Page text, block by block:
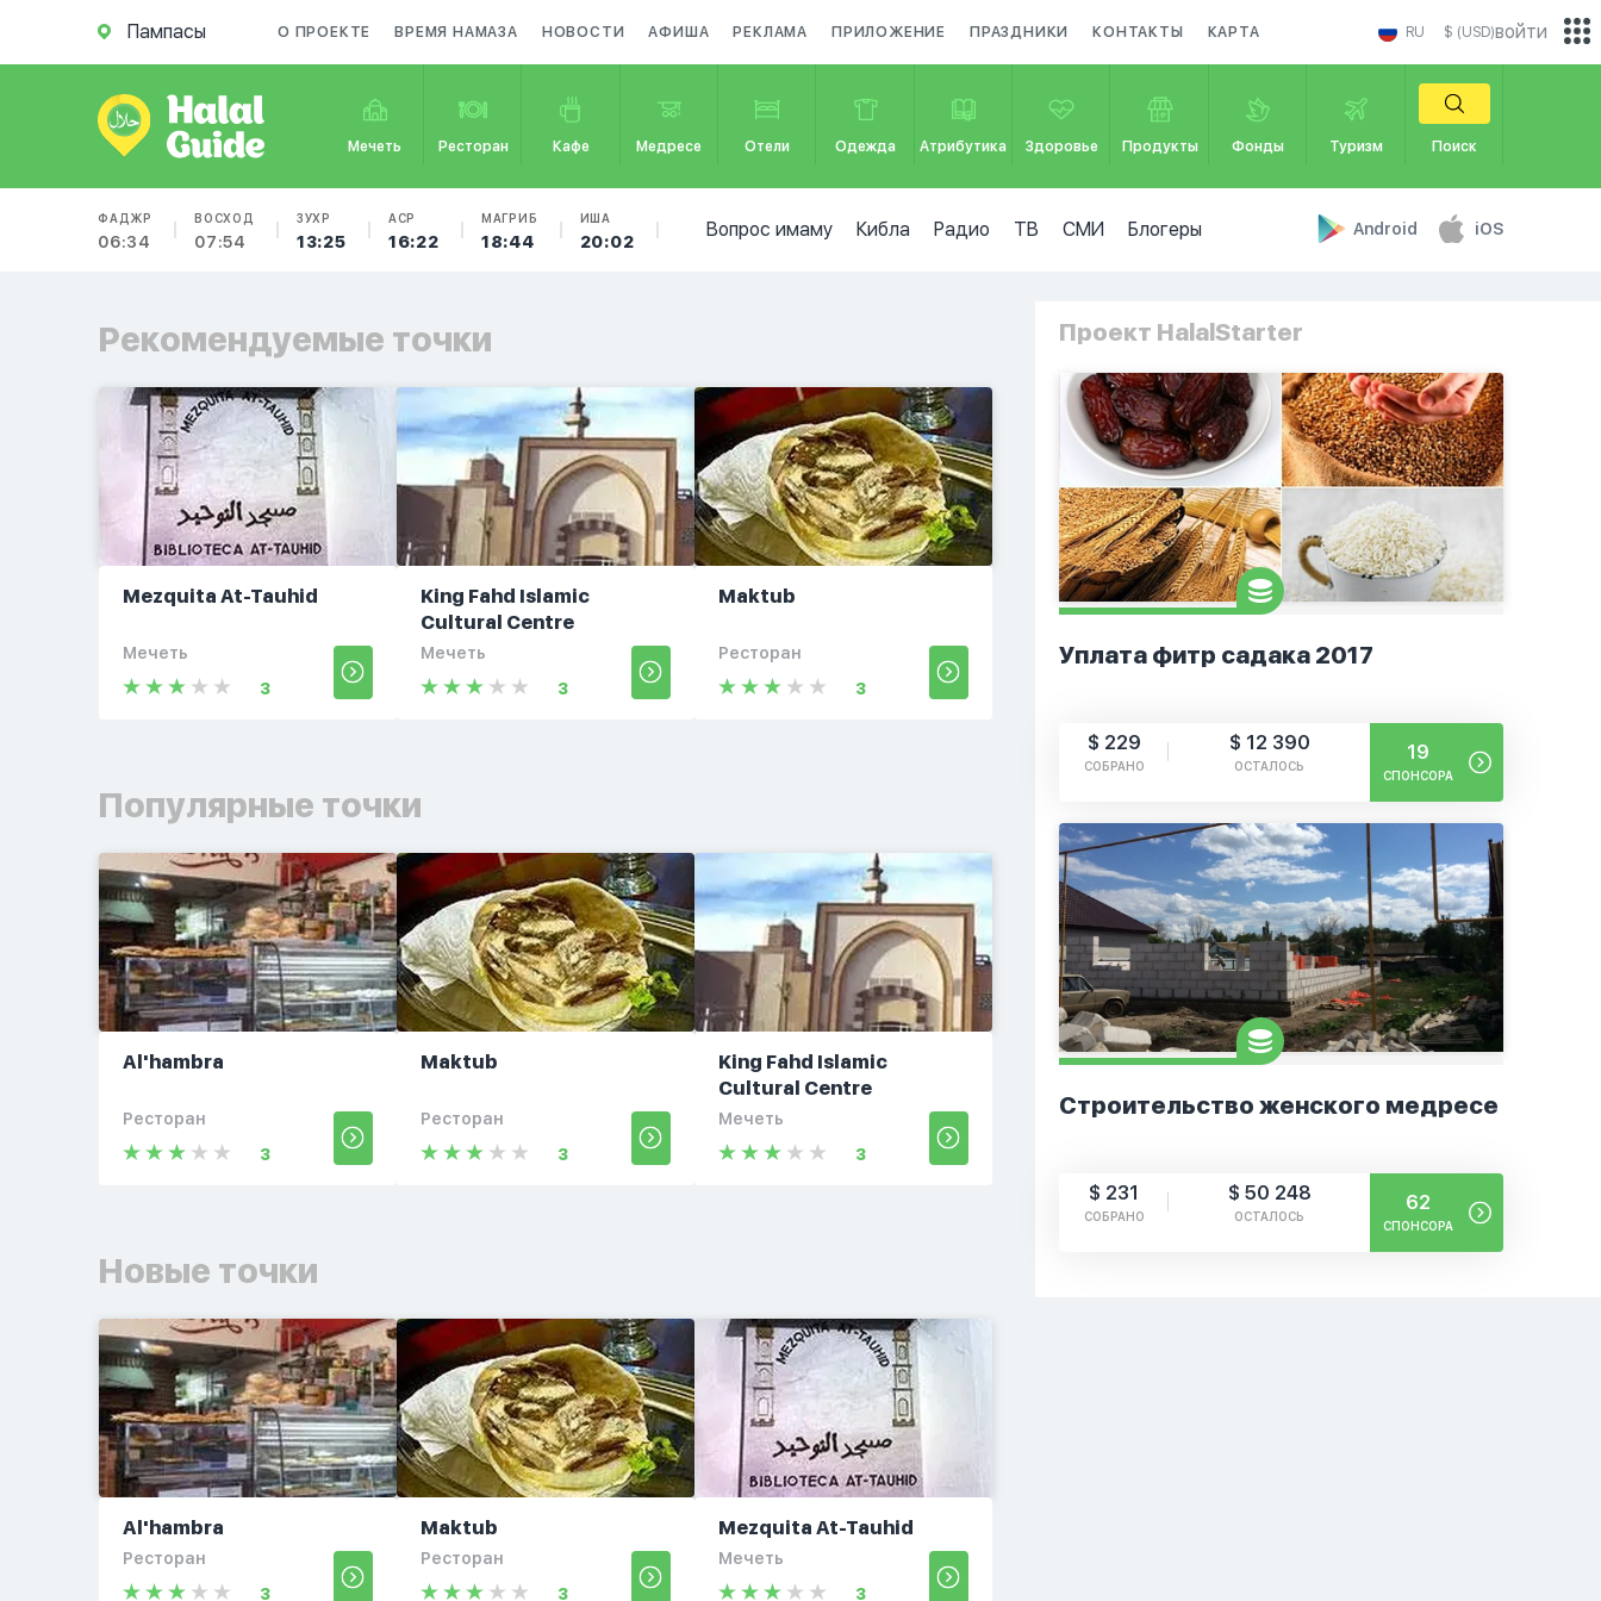
Пампасы О ПРОЕКТЕ ВРЕМЯ НАМАЗА НОВОСТИ АФИША РЕКЛАМА ПРИЛОЖЕНИЕ ПРАЗДНИКИ КОНТАКТЫ КАРТА RU $ (USD)
Мечеть Ресторан Кафе Медресе Отели Одежда Атрибутика Здоровье Продукты Фонды Туризм Поиск
ФАДЖР
06:34
ВОСХОД
07:54
ЗУХР
13:25
АСР
16:22
МАГРИБ
18:44
ИША
20:02
Вопрос имаму Кибла Радио ТВ СМИ Блогеры Android iOS
войти
Проект HalalStarter
Уплата фитр садака 2017
$ 229
СОБРАНО
$ 12 390
ОСТАЛОСЬ
19
СПОНСОРА
Строительство женского медресе
$ 231
СОБРАНО
$ 50 248
ОСТАЛОСЬ
62
СПОНСОРА
Рекомендуемые точки
Mezquita At-Tauhid
Мечеть
3
King Fahd Islamic
Cultural Centre
Мечеть
3
Maktub
Ресторан
3
Популярные точки
Al'hambra
Ресторан
3
Maktub
Ресторан
3
King Fahd Islamic
Cultural Centre
Мечеть
3
Новые точки
Al'hambra
Ресторан
3
Maktub
Ресторан
3
Mezquita At-Tauhid
Мечеть
3